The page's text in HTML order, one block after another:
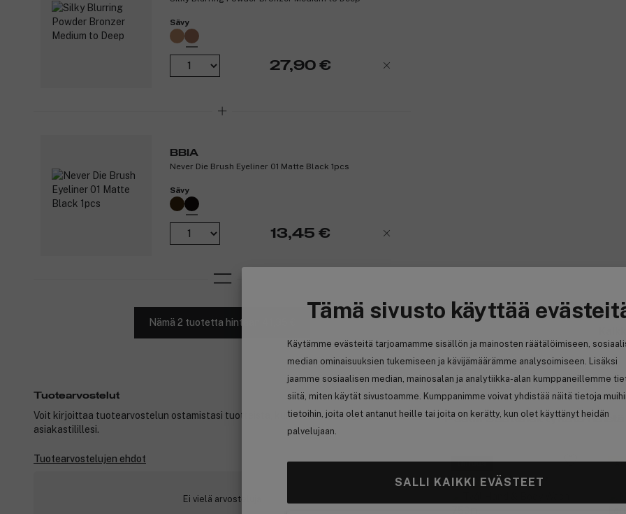
Tämä sivusto käyttää
Käytämme evästeitä tarjoamamme sisällön ja mainosten räätälöimiseen,
median ominaisuuksien tukemiseen ja kävijämäärämme analysoimiseen. Lisäksi
jaamme sosiaalisen median, mainosalan ja analytiikka-alan kumppaneillemme
siitä, miten käytät sivustoamme. Kumppanimme voivat yhdistää näitä tietoja
tietoihin, joita olet antanut heille tai joita on kerätty, kun olet käyttänyt heidän
palvelujaan.
SALLI KAIKKI EVÄSTEET
Sävy
27,90 €
BBIA
Never Die Brush Eyeliner 01 Matte Black 1pcs
Sävy
13,45 €
Nämä 2 tuotetta hintaan 41,35 €
Psst... Saattaisit tykätä näistä
Uutuus
Ansaitse 10% bonusta
Tuotearvostelut
Voit kirjoittaa tuotearvostelun ostamistasi tuotteista, kun olet sisäänkirjautuneena
asiakastilillesi.
Tuotearvostelujen ehdot
Ei vielä arvosteluja